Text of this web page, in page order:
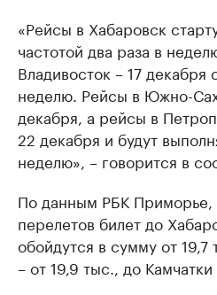
«Рейсы в Хабаровск
частотой два раза в
Владивосток – 17 декабря
неделю. Рейсы в Южно-
декабря, а рейсы в
22 декабря и будут
неделю», – говорится в
По данным РБК Приморье,
перелетов билет до
обойдутся в сумму от
– от 19,9 тыс., до Камчатки